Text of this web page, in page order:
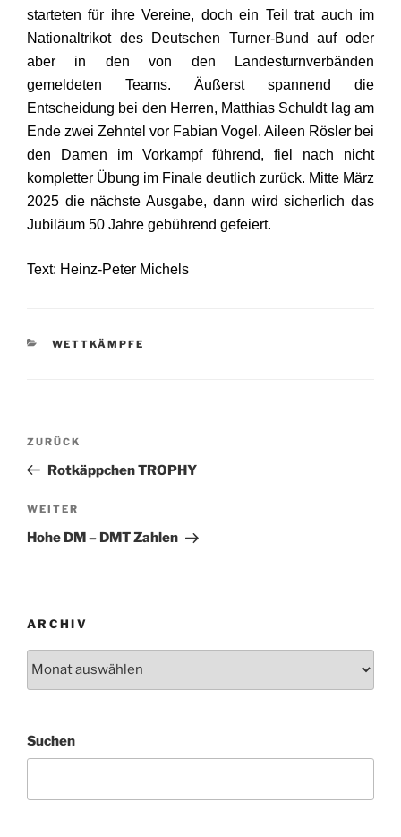
starteten für ihre Vereine, doch ein Teil trat auch im
Nationaltrikot des Deutschen Turner-Bund auf oder
aber in den von den Landesturnverbänden
gemeldeten Teams. Äußerst spannend die
Entscheidung bei den Herren, Matthias Schuldt lag am
Ende zwei Zehntel vor Fabian Vogel. Aileen Rösler bei
den Damen im Vorkampf führend, fiel nach nicht
kompletter Übung im Finale deutlich zurück. Mitte März
2025 die nächste Ausgabe, dann wird sicherlich das
Jubiläum 50 Jahre gebührend gefeiert.
Text: Heinz-Peter Michels
KATEGORIEN
WETTKÄMPFE
Beitragsnavigation
Vorheriger
Beitrag
ZURÜCK
Rotkäppchen TROPHY
Nächster
Beitrag
WEITER
Hohe DM – DMT Zahlen
ARCHIV
Suchen